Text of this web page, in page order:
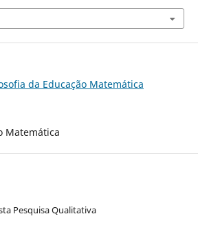
da Educação Matemática
Matemática
Pesquisa Qualitativa